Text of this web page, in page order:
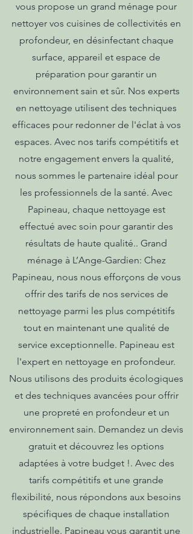
vous propose un grand ménage pour
nettoyer vos cuisines de collectivités en
profondeur, en désinfectant chaque
surface, appareil et espace de
préparation pour garantir un
environnement sain et sûr. Nos experts
en nettoyage utilisent des techniques
efficaces pour redonner de l'éclat à vos
espaces. Avec nos tarifs compétitifs et
notre engagement envers la qualité,
nous sommes le partenaire idéal pour
les professionnels de la santé. Avec
Papineau, chaque nettoyage est
effectué avec soin pour garantir des
résultats de haute qualité.. Grand
ménage à L’Ange-Gardien: Chez
Papineau, nous nous efforçons de vous
offrir des tarifs de nos services de
nettoyage parmi les plus compétitifs
tout en maintenant une qualité de
service exceptionnelle. Papineau est
l'expert en nettoyage en profondeur.
Nous utilisons des produits écologiques
et des techniques avancées pour offrir
une propreté en profondeur et un
environnement sain. Demandez un devis
gratuit et découvrez les options
adaptées à votre budget !. Avec des
tarifs compétitifs et une grande
flexibilité, nous répondons aux besoins
spécifiques de chaque installation
industrielle. Papineau vous garantit une